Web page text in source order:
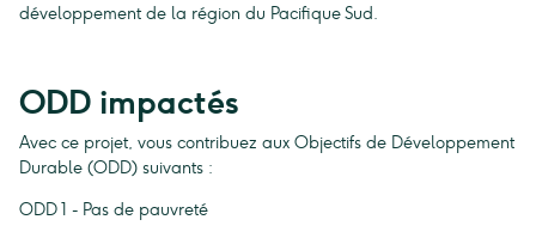
développement de la région du Pacifique Sud.
ODD impactés
Avec ce projet, vous contribuez aux Objectifs de Développement
Durable (ODD) suivants :
ODD 1 - Pas de pauvreté